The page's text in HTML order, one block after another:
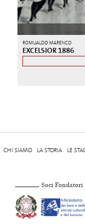
ROMUALDO MARENCO
EXCELSIOR 1886
CHI SIAMO LA STORIA LE
Soci Fondatori